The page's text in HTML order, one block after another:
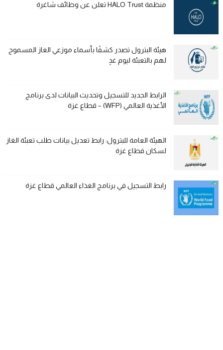
منظمة HALO Trust تعلن عن وظائف شاغرة
هيئة البترول تصدر كشفًا بأسماء موزعي الغاز المسموح
لهم بالتعبئة ليوم غدٍ
الرابط الجديد للتسجيل وتحديث البيانات لدى برنامج
الأغذية العالمي (WFP) – قطاع غزة
الهيئة العامة للبترول: رابط تعديل بيانات طلب تعبئة الغاز
لسكان قطاع غزة
رابط التسجيل في برنامج الغذاء العالمي قطاع غزة